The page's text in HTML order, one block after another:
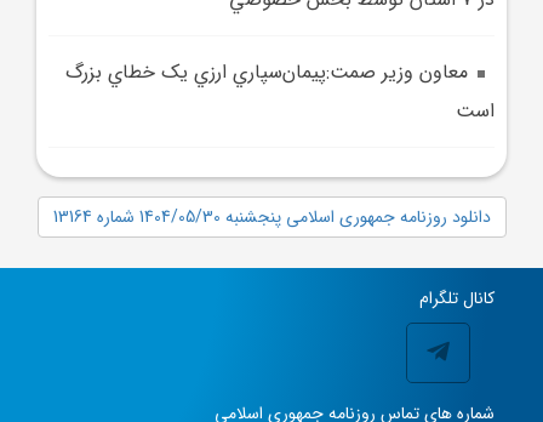
معاون وزير صمت:پيمان‌سپاري ارزي يک خطاي بزرگ
است
دانلود روزنامه جمهوری اسلامی پنجشنبه 1404/05/30 شماره 13164
کانال تلگرام
شماره های تماس روزنامه جمهوری اسلامی